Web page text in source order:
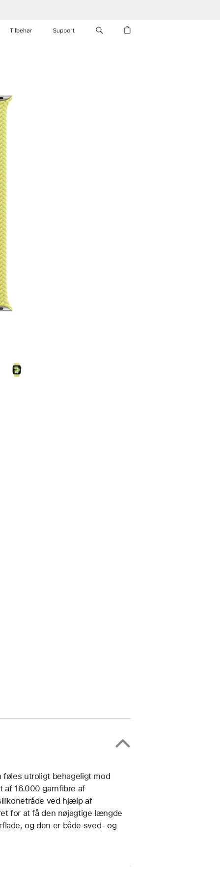
Tilbehør Support
utroligt behageligt mod
af 16.000 garnfibre af
ved hjælp af
for at få den nøjagtige længde
og den er både sved- og